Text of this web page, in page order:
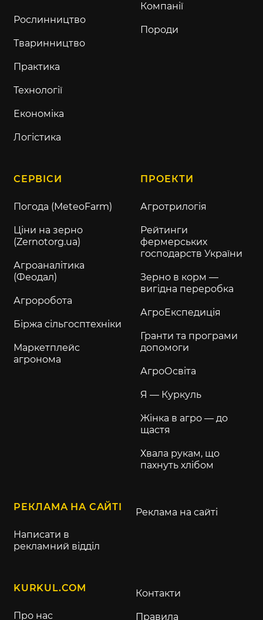
Рослинництво
Тваринництво
Практика
Технології
Економіка
Логістика
Компанії
Породи
СЕРВІСИ
Погода (MeteoFarm)
Ціни на зерно
(Zernotorg.ua)
Агроаналітика
(Феодал)
Агроробота
Біржа сільгосптехніки
Маркетплейс
агронома
ПРОЕКТИ
Агротрилогія
Рейтинги
фермерських
господарств України
Зерно в корм —
вигідна переробка
АгроЕкспедиція
Гранти та програми
допомоги
АгроОсвіта
Я — Куркуль
Жінка в агро — до
щастя
Хвала рукам, що
пахнуть хлібом
РЕКЛАМА НА САЙТІ
Написати в
рекламний відділ
Реклама на сайті
KURKUL.COM
Про нас
Контакти
Правила